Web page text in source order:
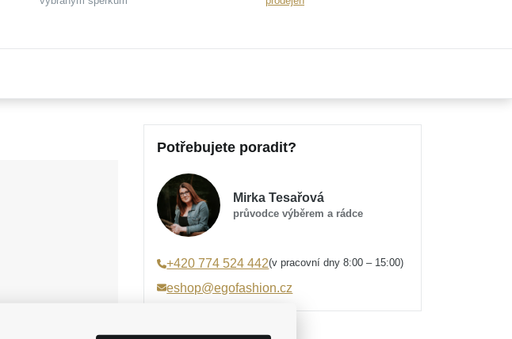
Potřebujete poradit?
Mirka Tesařová
průvodce výběrem a rádce
+420 774 524 442(v pracovní dny 8:00 – 15:00)
eshop@egofashion.cz